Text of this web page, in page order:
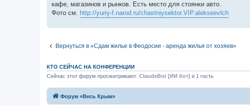
и
е
кафе, магазинов и рынков. Есть место для стоянки авто.
Фото см. http://yuriy-f.narod.ru/chastniysektor.VIP.alekseevlch
Вернуться в «Сдам жилье в Феодосии - аренда жилья от хозяев»
КТО СЕЙЧАС НА КОНФЕРЕНЦИИ
Сейчас этот форум просматривают: ClaudeBot [ИИ бот] и 1 гость
Форум «Весь Крым»